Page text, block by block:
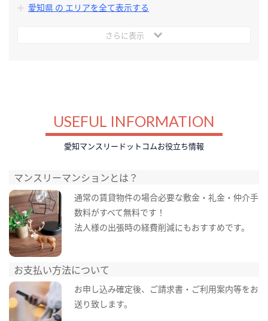
愛知県 の エリアを全て表示する
さらに表示
USEFUL INFORMATION
愛知マンスリードットコムお役立ち情報
マンスリーマンションとは？
通常の賃貸物件の場合必要な敷金・礼金・仲介手
数料がすべて無料です！
法人様の出張時の経費削減にもおすすめです。
お支払い方法について
お申し込み確定後、ご請求書・ご利用案内等をお
送り致します。